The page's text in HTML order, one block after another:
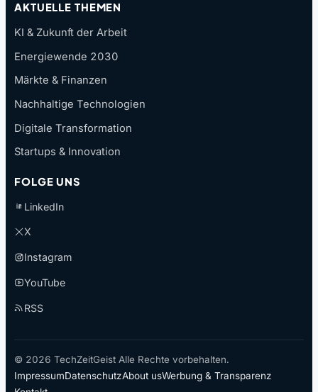
AKTUELLE THEMEN
KI & Zukunft der Arbeit
Energiewende 2030
Märkte & Finanzen
Nachhaltige Technologien
Digitale Transformation
Startups & Innovation
FOLGE UNS
LinkedIn
X
Instagram
YouTube
RSS
© 2026 TechZeitGeist Alle Rechte vorbehalten.
ImpressumDatenschutzAbout usWerbung & Transparenz